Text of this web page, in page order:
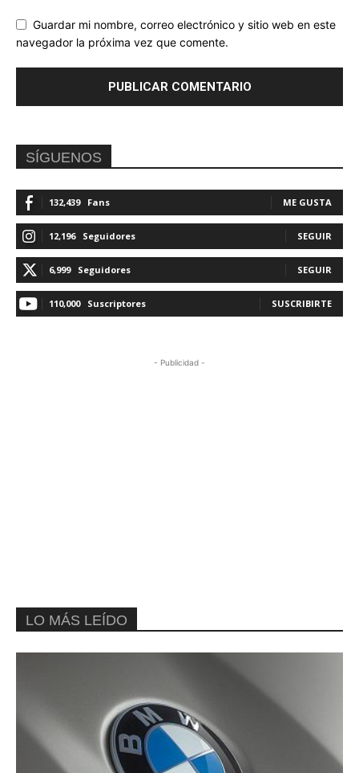
Guardar mi nombre, correo electrónico y sitio web en este
navegador la próxima vez que comente.
SÍGUENOS
132,439 Fans ME GUSTA
12,196 Seguidores SEGUIR
6,999 Seguidores SEGUIR
110,000 Suscriptores SUSCRIBIRTE
- Publicidad -
LO MÁS LEÍDO